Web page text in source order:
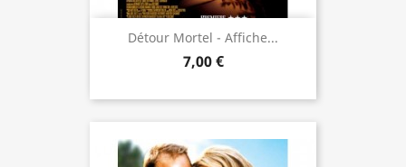
Détour Mortel - Affiche...
7,00 €